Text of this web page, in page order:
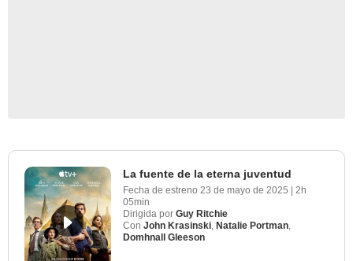
La fuente de la eterna juventud
Fecha de estreno 23 de mayo de 2025 | 2h
05min
Dirigida por Guy Ritchie
Con John Krasinski Natalie Portman
Domhnall Gleeson